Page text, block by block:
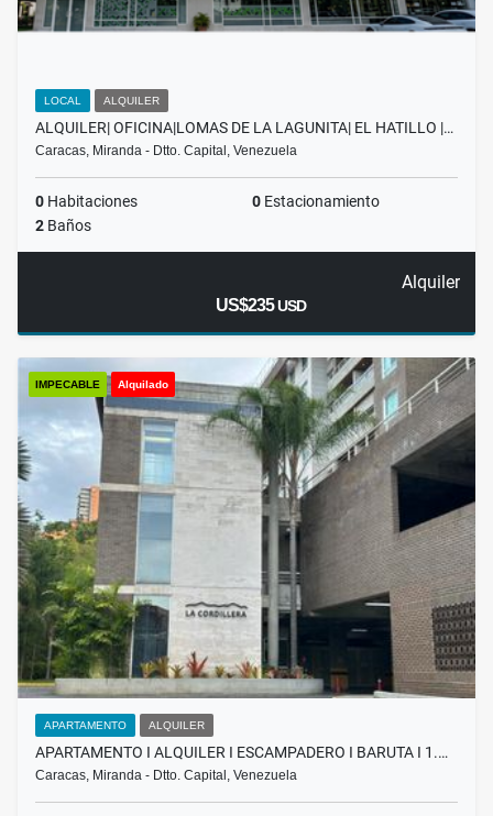
LOCAL ALQUILER
ALQUILER| OFICINA|LOMAS DE LA LAGUNITA| EL HATILLO |…
Caracas, Miranda - Dtto. Capital, Venezuela
0 Habitaciones 0 Estacionamiento
2 Baños
Alquiler
US$235USD
IMPECABLE Alquilado
APARTAMENTO ALQUILER
APARTAMENTO I ALQUILER I ESCAMPADERO I BARUTA I 1.…
Caracas, Miranda - Dtto. Capital, Venezuela